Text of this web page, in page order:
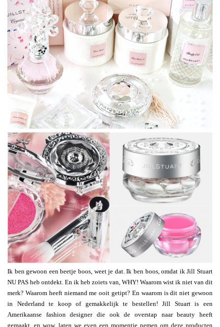
Ik ben gewoon een beetje boos, weet je dat. Ik ben boos, omdat ik Jill Stuart
NU PAS heb ontdekt. En ik heb zoiets van, WHY! Waarom wist ik niet van dit
merk? Waarom heeft niemand me ooit getipt? En waarom is dit niet gewoon
in Nederland te koop of gemakkelijk te bestellen! Jill Stuart is een
Amerikaanse fashion designer die ook de overstap naar beauty heeft
gemaakt, en wow, laten we even een momentje nemen om deze producten